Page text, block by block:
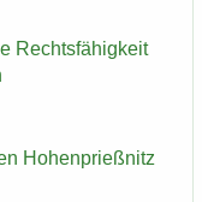
Rechts­fä­hig­keit
Ho­hen­prieß­nitz